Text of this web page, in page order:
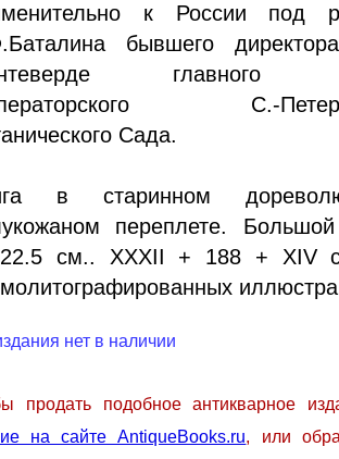
к России под
бывшего
главного
С.-
Сада.
в старинном
переплете.
см.. XXXII + 188 + XIV
нет в наличии
продать подобное антикварное
на сайте AntiqueBooks.ru, или